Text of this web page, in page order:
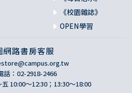
《校園雜誌》
OPEN學習
網路書房客服
話：02-2918-2466
10:00～12:30；13:30～18:00